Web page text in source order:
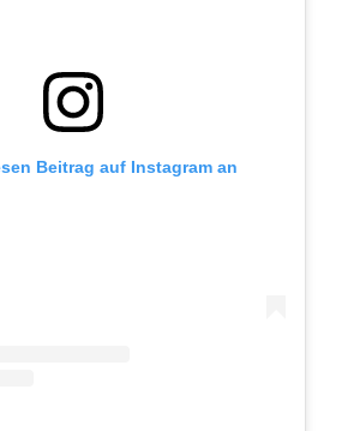
Beitrag auf Instagram an